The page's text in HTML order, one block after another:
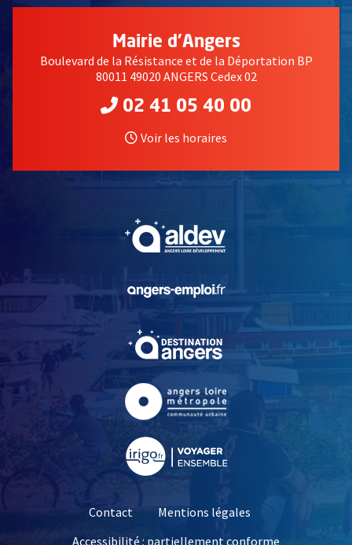
Mairie d'Angers
Boulevard de la Résistance et de la Déportation BP
80011 49020 ANGERS Cedex 02
02 41 05 40 00
Voir les horaires
, Ouvre une nouvelle
, Ouvre une nouvelle
Contact
Mentions légales
Accessibilité : partiellement conforme